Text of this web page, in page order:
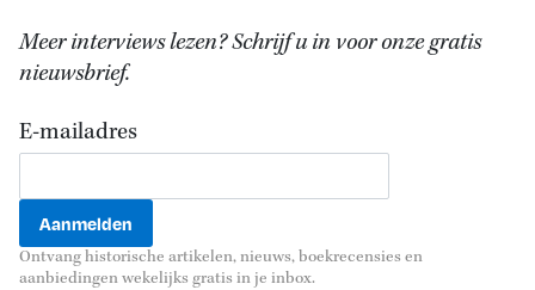
Meer interviews lezen? Schrijf u in voor onze gratis
nieuwsbrief.
E-mailadres
Ontvang historische artikelen, nieuws, boekrecensies en
aanbiedingen wekelijks gratis in je inbox.